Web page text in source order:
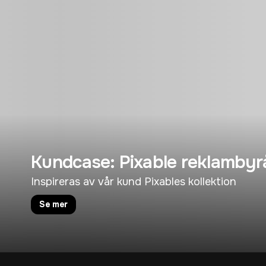
Kundcase: Pixable
Inspireras av vår kund Pixables kollektion
Se mer